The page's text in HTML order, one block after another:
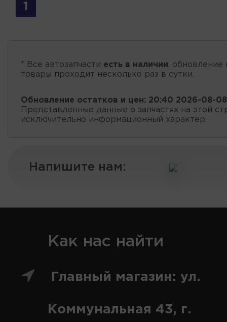
1
* Все автозапчасти есть в наличии, обновление
товары проходит несколько раз в сутки.
Обновление остатков и цен: 20:40 2026-08-08
Представленные данные о запчастях на этой
исключительно информационный характер.
Напишите нам:
Как нас найти
Главный магазин: ул.
Коммунальная 43, г.